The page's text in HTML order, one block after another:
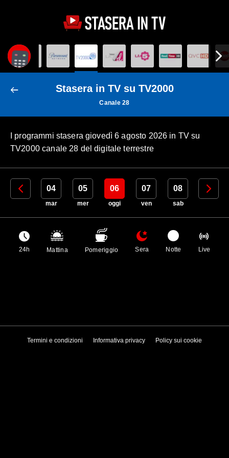
Stasera in TV su TV2000
Canale 28
I programmi stasera giovedì 6 agosto 2026 in TV su
TV2000 canale 28 del digitale terrestre
03 04
mar
05
mer
06
oggi
07
ven
08
sab
09
24h Mattina Pomeriggio Sera Notte Live
Termini e condizioni Informativa privacy Policy sui cookie